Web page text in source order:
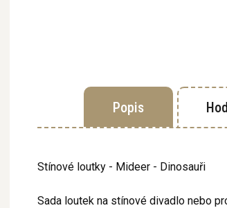
Popis
Stínové loutky - Mideer - Dinosauři
Sada loutek na stínové divadlo nebo